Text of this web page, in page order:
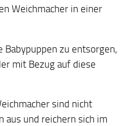
Weichmacher in einer
zu entsorgen,
mit Bezug auf diese
sind nicht
aus und reichern sich im